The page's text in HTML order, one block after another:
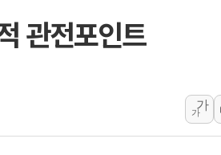
경찰, 성매매 특별단속
"35도인데 에어컨 안 틀고
국방부, 尹에 내줬던 용산
상반기 최대 실적 코웨이…
낙동강 보 열어도 녹조 못
관전포인트
가
가